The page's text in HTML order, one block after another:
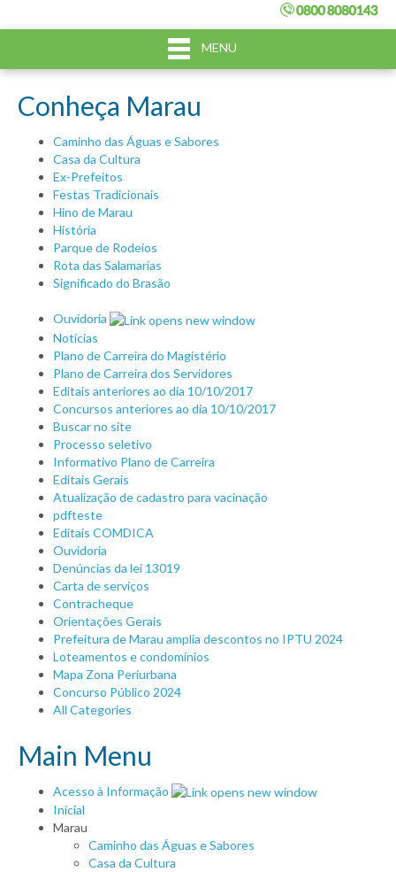
MENU
Conheça Marau
Caminho das Águas e Sabores
Casa da Cultura
Ex-Prefeitos
Festas Tradicionais
Hino de Marau
História
Parque de Rodeios
Rota das Salamarias
Significado do Brasão
Ouvidoria
Notícias
Plano de Carreira do Magistério
Plano de Carreira dos Servidores
Editais anteriores ao dia 10/10/2017
Concursos anteriores ao dia 10/10/2017
Buscar no site
Processo seletivo
Informativo Plano de Carreira
Editais Gerais
Atualização de cadastro para vacinação
pdfteste
Editais COMDICA
Ouvidoria
Denúncias da lei 13019
Carta de serviços
Contracheque
Orientações Gerais
Prefeitura de Marau amplia descontos no IPTU 2024
Loteamentos e condomínios
Mapa Zona Periurbana
Concurso Público 2024
All Categories
Main Menu
Acesso à Informação
Inicial
Marau
Caminho das Águas e Sabores
Casa da Cultura